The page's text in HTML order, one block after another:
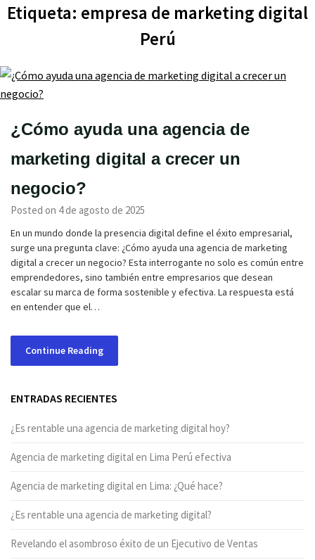
Etiqueta: empresa de marketing digital
Perú
¿Cómo ayuda una agencia de
marketing digital a crecer un
negocio?
Posted on 4 de agosto de 2025
En un mundo donde la presencia digital define el éxito empresarial,
surge una pregunta clave: ¿Cómo ayuda una agencia de marketing
digital a crecer un negocio? Esta interrogante no solo es común entre
emprendedores, sino también entre empresarios que desean
escalar su marca de forma sostenible y efectiva. La respuesta está
en entender que el…
Continue Reading
ENTRADAS RECIENTES
¿Es rentable una agencia de marketing digital hoy?
Agencia de marketing digital en Lima Perú efectiva
Agencia de marketing digital en Lima: ¿Qué hace?
¿Es rentable una agencia de marketing digital?
Revelando el asombroso éxito de un Ejecutivo de Ventas